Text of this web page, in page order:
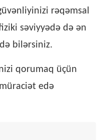
rəqəmsal
səviyyədə də ən
bilərsiniz.
qorumaq üçün
müraciət edə